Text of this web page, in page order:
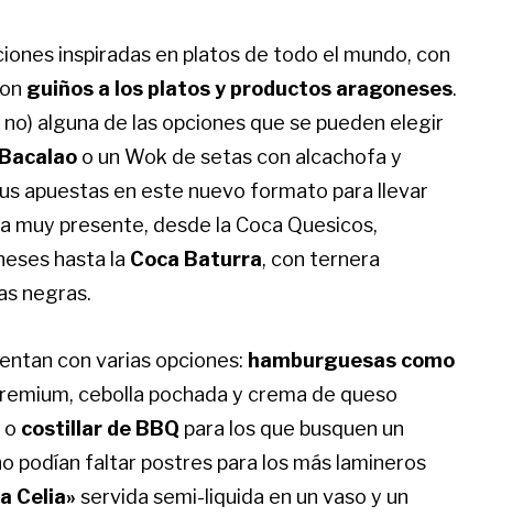
inspiradas en platos de todo el mundo, con
guiños a los platos y productos aragoneses.
alguna de las opciones que se pueden elegir
o un Wok de setas con alcachofa y
apuestas en este nuevo formato para llevar
muy presente, desde la Coca Quesicos,
hasta la Coca Baturra, con ternera
negras.
con varias opciones: hamburguesas como
cebolla pochada y crema de queso
o costillar de BBQ para los que busquen un
podían faltar postres para los más lamineros
Celia» servida semi-liquida en un vaso y un